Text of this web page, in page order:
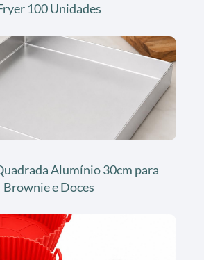
100 Unidades
Alumínio 30cm para
Brownie e Doces